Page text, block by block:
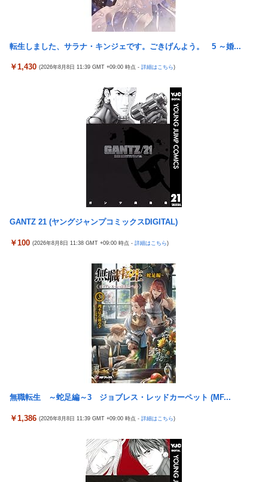
女芸人の吉住さん（36）メイクしたら普通に美人の部類だったと
判明ｗｗｗｗｗｗｗｗｗ
【悲報】チーター、無理矢理カメラを設置されてしょんぼり顔
ｗｗ
佐藤二朗、橋本愛との騒動で主演映画が完全白紙へｗｗｗｗｗ
ひろゆき「出馬する気ないから話さなかった」妻「それでも不誠
実だろ」→離婚協議へｗｗｗｗｗ
【悲報】瀬戸環奈がスタイルよすぎて一般男性が隣に並ぶとチン
女芸人の吉住さん（36）メイクしたら普通に美人の部類だったと
大竹しのぶ「戦争放棄の国であり続けよう」←この投稿が話題に
「ドラクエ11」攻略感想(54/クリア後)マルティナの「しんぴのビ
倉木しおりアリスJAPAN8月新作「先っぽだけなら浮気じゃない
よ？イケないギリギリの焦らし責めに屈し膣奥深ハメ浮気」理性
【J1第1節 名古屋×清水】清水は北川の完璧なボレーと無失点で
白星スタート！ホーム公式戦での対名古屋戦の連敗を7で止める
銀シャリ・橋本「映画館でなんでみんなポップコーン食べたいん
ですか」「一番いいときにカシャカシャ…」
隣の臭デブキング貧乏揺すり背中のけぞりキョロ厨カンスケデブ
がウザすぎて心が折れそう…
5号機の時って、面白いA+ART機がたくさんあって楽しかったよ
なｗｗｗ
【悲報】「ビッグモーター」とかいう完全に逃げ切ったゴミクズ
【今はやってない】審判への性接待疑惑…大韓サッカー協会が声
明「現在は一切発生していない」
コメ卸大手さん、営業利益83％減 高値で買い込んだ米が売れず
【虹ヶ咲】「夏はせつ泣き」がキャッチコピーの映画【ラブライ
隣の臭デブキング貧乏揺すり背中のけぞりキョロ厨カンスケデブ
【悲報】「ビッグモーター」とかいう完全に逃げ切ったゴミクズ
スマスロSAO2のガラス、粉々になってしまう…役物が近いのが
ラオウがサウザーに勝てないって信じられないんだが…
メトロイドプライム4 新品が2999円に…
ヨーロッパが中国製メガソーラーを締め出しｗｗｗ
【九州名物】鶏刺し食べた医師、全身麻痺へ…「死んだほうが良
なってしまうと世界が騒然
ストロングビデ1【ふくらすずめ】
野田昇吾、初の準優進出目前も「一回希望」で賞典除外
【朗報】AKB48 ロッテとコラボ決定！！
高市政権に媚びて偏向報道まみれの産経新聞、コスト上昇に耐え
られず東北6県撤退を発表
【ウマ娘】コミケで配布予定だった非公式グッズ「オグリキャッ
プタマモクロスアクリル定規」意外(?)な落とし穴により配布を撤
回することに…
白星スタート！自陣からのカウンターが決まり山本桜大が決勝ゴ
『ソニーが嫌い』←まあわかる『ソニー信者が嫌い』←まあわか
る『任天堂信者が嫌い』←まあわかる
転生しました、サラナ・キンジェです。ごきげんよう。 5 ～婚...
￥1,430 (2026年8月8日 11:39 GMT +09:00 時点 - 詳細はこちら)
GANTZ 21 (ヤングジャンプコミックスDIGITAL)
￥100 (2026年8月8日 11:38 GMT +09:00 時点 - 詳細はこちら)
無職転生 ～蛇足編～3 ジョブレス・レッドカーペット (MF...
￥1,386 (2026年8月8日 11:39 GMT +09:00 時点 - 詳細はこちら)